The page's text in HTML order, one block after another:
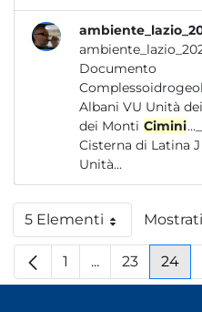
Documento
Albani VU Unità
dei Monti Cimini
Cisterna di Latina J
Unità...
5 ElementiPer pagina
Pagina
1 ...PaginePagina
23 24